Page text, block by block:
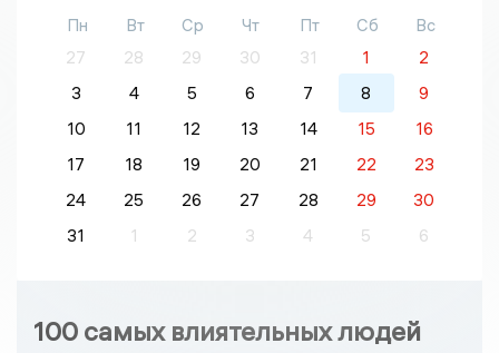
Пн Вт Ср Чт Пт Сб
Вс
27
28 29 30 31 1
2
3
4 5 6 7 8
9
10
11 12 13 14 15
16
17
18 19 20 21 22
23
24
25 26 27 28 29
30
31
1 2 3 4 5 6
100 самых влиятельных людей